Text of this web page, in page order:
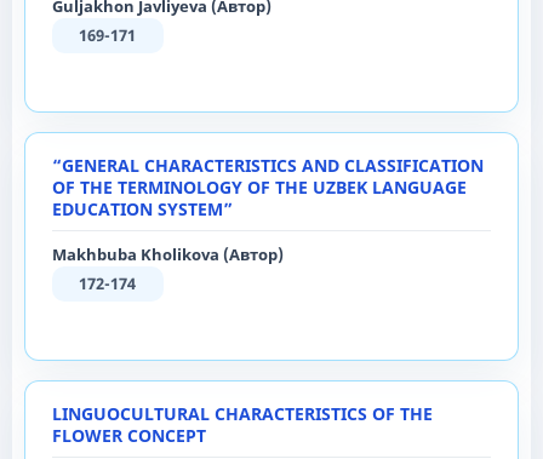
Guljakhon Javliyeva (Автор)
169-171
“GENERAL CHARACTERISTICS AND CLASSIFICATION
OF THE TERMINOLOGY OF THE UZBEK LANGUAGE
EDUCATION SYSTEM”
Makhbuba Kholikova (Автор)
172-174
LINGUOCULTURAL CHARACTERISTICS OF THE
FLOWER CONCEPT